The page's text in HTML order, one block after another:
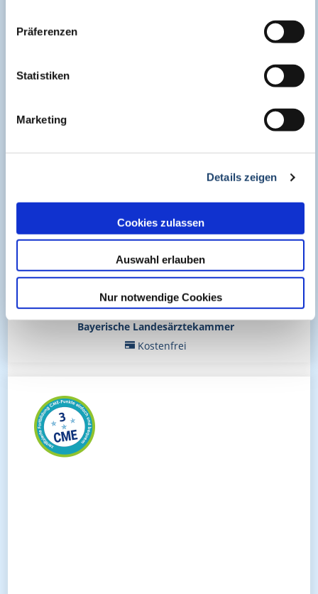
Präferenzen
Statistiken
Marketing
Details zeigen
Cookies zulassen
Auswahl erlauben
Nur notwendige Cookies
Dr. med. Thomas Lob-Corzilius
Medizinische Versorgung bei extremen
Wetterereignissen
Verfügbar bis: 21 November 2026
Bayerische Landesärztekammer
Kostenfrei